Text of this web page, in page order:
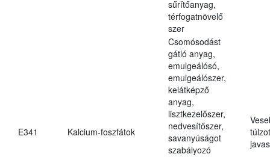
sűrítőanyag,
térfogatnövelő
szer
E341 Kalcium-foszfátok
Csomósodást
gátló anyag,
emulgeálósó,
emulgeálószer,
kelátképző
anyag,
lisztkezelőszer,
nedvesítőszer,
savanyúságot
szabályozó